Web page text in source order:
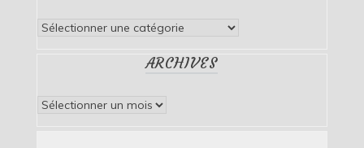
Catégories
ARCHIVES
Archives